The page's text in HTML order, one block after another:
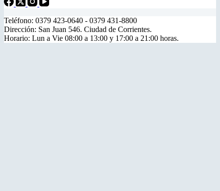
Teléfono: 0379 423-0640 - 0379 431-8800
Dirección: San Juan 546. Ciudad de Corrientes.
Horario: Lun a Vie 08:00 a 13:00 y 17:00 a 21:00 horas.